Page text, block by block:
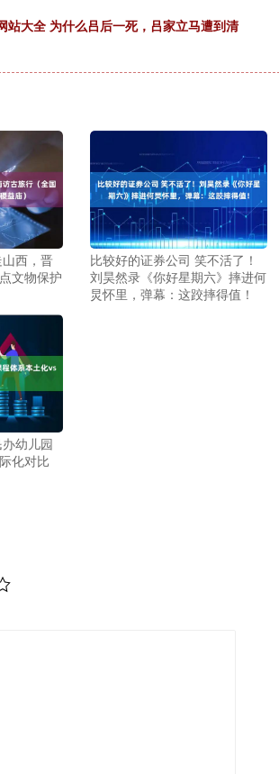
站大全 为什么吕后一死，吕家立马遭到清
西，晋
文物保护
比较好的证券公司 笑不活了！
刘昊然录《你好星期六》摔进何
炅怀里，弹幕：这跤摔得值！
幼儿园
化对比